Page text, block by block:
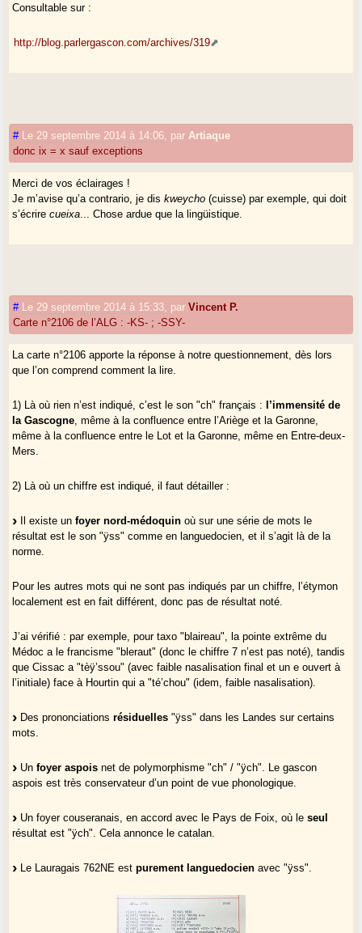
Consultable sur :
http://blog.parlergascon.com/archives/319
# Le 29 septembre 2014 à 14:06 par Artiaque
donc ix = x sauf exceptions
Merci de vos éclairages !
Je m’avise qu’a contrario, je diskweycho (cuisse) par exemple, qui doit
s’écrirecueixa ... Chose ardue que la lingüistique.
# Le 29 septembre 2014 à 15:33 parVincent P.
Carte n°2106 de l’ALG : -KS- ; -SSY-
La carte n°2106 apporte la réponse à notre questionnement, dès lors
que l’on comprend comment la lire.
1) Là où rien n’est indiqué, c’est le son "ch" français : l’immensité de
la Gascogne , même à la confluence entre l’Ariège et la Garonne,
même à la confluence entre le Lot et la Garonne, même en Entre-deux-
Mers.
2) Là où un chiffre est indiqué, il faut détailler :
Il existe unfoyer nord-médoquin où sur une série de mots le
résultat est le son "ÿss" comme en languedocien, et il s’agit là de la
norme.
Pour les autres mots qui ne sont pas indiqués par un chiffre, l’étymon
localement est en fait différent, donc pas de résultat noté.
J’ai vérifié : par exemple, pour taxo "blaireau", la pointe extrême du
Médoc a le francisme "bleraut" (donc le chiffre 7 n’est pas noté), tandis
que Cissac a "tèÿ’ssou" (avec faible nasalisation final et un e ouvert à
l’initiale) face à Hourtin qui a "té’chou" (idem, faible nasalisation).
Des prononciationsrésiduelles "ÿss" dans les Landes sur certains
mots.
Unfoyer aspois net de polymorphisme "ch" / "ÿch". Le gascon
aspois est très conservateur d’un point de vue phonologique.
Un foyer couseranais, en accord avec le Pays de Foix, où leseul
résultat est "ÿch". Cela annonce le catalan.
Le Lauragais 762NE estpurement languedocien avec "ÿss".